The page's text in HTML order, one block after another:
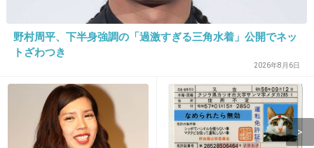
亡くなってしまった、ハムスターとシマリスに
会いたい。
野村周平、下半身強調の「過激すぎる三角水着」公開でネッ
トざわつき
2026年8月6日